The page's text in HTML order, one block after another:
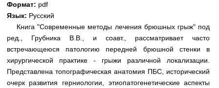
Новости (244)
Медицинская стандартизация
Нормативы экстренной и неотложной помощи
Нормы лабораторных и инструментальных
исследований
Формат: pdf
Язык: Русский
Книга "Современные методы лечения брюшных грыж" под
ред., Грубника В.В., и соавт., рассматривает часто
встречающеюся патологию передней брюшной стенки в
хирургической практике - грыжи различной локализации.
Представлена топографическая анатомия ПБС, исторический
очерк развития герниологии, этиопатогенетические аспекты